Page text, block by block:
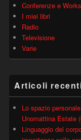
Conferenze e
I miei libri
Radio
Televisione
Varie
Articoli
Lo spazio
Unomattina Estate
Linguaggio del